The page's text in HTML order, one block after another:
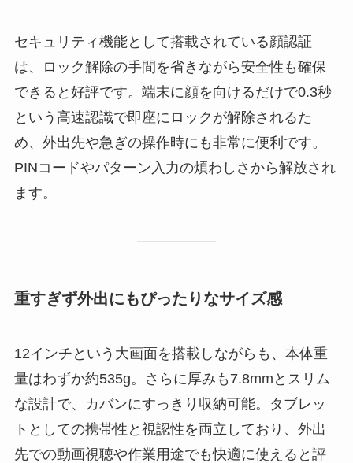
セキュリティ機能として搭載されている顔認証
は、ロック解除の手間を省きながら安全性も確保
できると好評です。端末に顔を向けるだけで0.3秒
という高速認識で即座にロックが解除されるた
め、外出先や急ぎの操作時にも非常に便利です。
PINコードやパターン入力の煩わしさから解放され
ます。
重すぎず外出にもぴったりなサイズ感
12インチという大画面を搭載しながらも、本体重
量はわずか約535g。さらに厚みも7.8mmとスリム
な設計で、カバンにすっきり収納可能。タブレッ
トとしての携帯性と視認性を両立しており、外出
先での動画視聴や作業用途でも快適に使えると評